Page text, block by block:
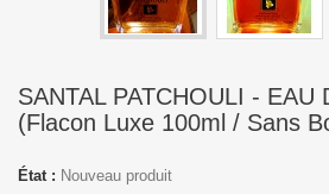
SANTAL PATCHOULI - EAU
(Flacon Luxe 100ml / Sans
État : Nouveau produit